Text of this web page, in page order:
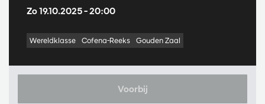
Zo 19.10.2025– 20:00
Wereldklasse Cofena-Reeks Gouden Zaal
Voorbij